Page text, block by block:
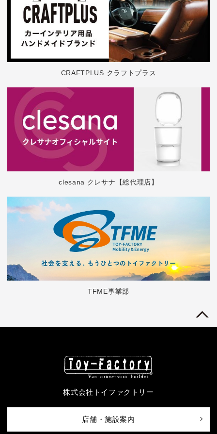
CRAFTPLUS クラフトプラス
clesana クレサナ【総代理店】
TFME事業部
株式会社トイファクトリー
店舗・施設案内